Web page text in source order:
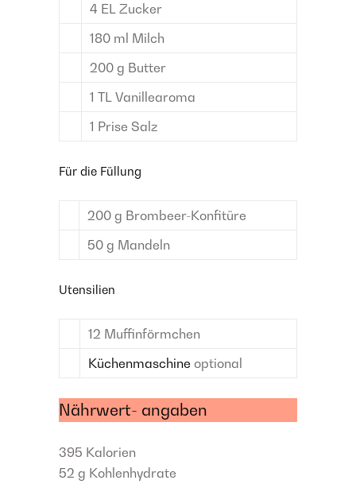
4 EL Zucker
180 ml Milch
200 g Butter
1 TL Vanillearoma
1 Prise Salz
Für die Füllung
200 g Brombeer-Konfitüre
50 g Mandeln
Utensilien
12 Muffinförmchen
Küchenmaschine optional
Nährwert- angaben
395 Kalorien
52 g Kohlenhydrate